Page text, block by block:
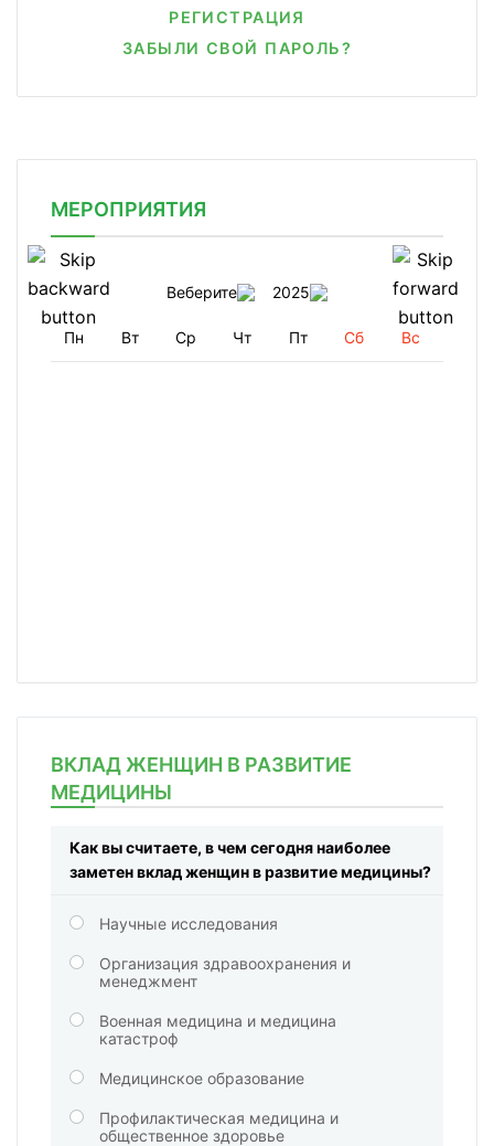
РЕГИСТРАЦИЯ
ЗАБЫЛИ СВОЙ ПАРОЛЬ?
МЕРОПРИЯТИЯ
Веберите 2025
Пн Вт Ср Чт Пт Сб Вс
ВКЛАД ЖЕНЩИН В РАЗВИТИЕ
МЕДИЦИНЫ
Как вы считаете, в чем сегодня наиболее
заметен вклад женщин в развитие медицины?
Научные исследования
Организация здравоохранения и
менеджмент
Военная медицина и медицина
катастроф
Медицинское образование
Профилактическая медицина и
общественное здоровье